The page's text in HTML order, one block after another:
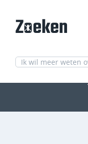
Zoeken